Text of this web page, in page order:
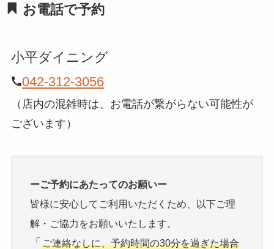
お電話で予約
小平ダイニング
042-312-3056
（店内の混雑時は、お電話が繋がらない可能性が
ございます）
ーご予約にあたってのお願いー
皆様に安心してご利用いただくため、以下ご理
解・ご協力をお願いいたします。
「 ご連絡なしに、予約時間の30分を過ぎた場合